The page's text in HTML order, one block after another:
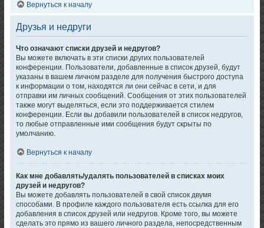
Вернуться к началу
Друзья и недруги
Что означают списки друзей и недругов?
Вы можете включать в эти списки других пользователей
конференции. Пользователи, добавленные в список друзей, будут
указаны в вашем личном разделе для получения быстрого доступа
к информации о том, находятся ли они сейчас в сети, и для
отправки им личных сообщений. Сообщения от этих пользователей
также могут выделяться, если это поддерживается стилем
конференции. Если вы добавили пользователей в список недругов,
то любые отправленные ими сообщения будут скрыты по
умолчанию.
Вернуться к началу
Как мне добавлять/удалять пользователей в списках моих
друзей и недругов?
Вы можете добавлять пользователей в свой список двумя
способами. В профиле каждого пользователя есть ссылка для его
добавления в список друзей или недругов. Кроме того, вы можете
сделать это прямо из вашего личного раздела, непосредственным